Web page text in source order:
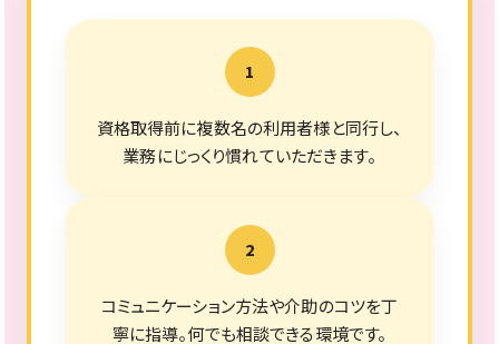
1
資格取得前に複数名の利用者様と同行し、
業務にじっくり慣れていただきます。
2
コミュニケーション方法や介助のコツを丁
寧に指導。何でも相談できる環境です。